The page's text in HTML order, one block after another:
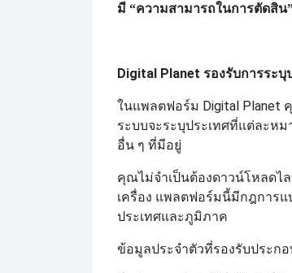
มี “ความสามารถในการตัดสิน
Digital Planet รองรับการระ
ในแพลตฟอร์ม Digital Planet
ระบบจะระบุประเทศที่แต่ละห
อื่น ๆ ที่มีอยู่
คุณไม่จำเป็นต้องดาวน์โหลดไ
เครื่อง แพลตฟอร์มนี้มีกฎการ
ประเทศและภูมิภาค
ข้อมูลประจำตัวที่รองรับประกอ